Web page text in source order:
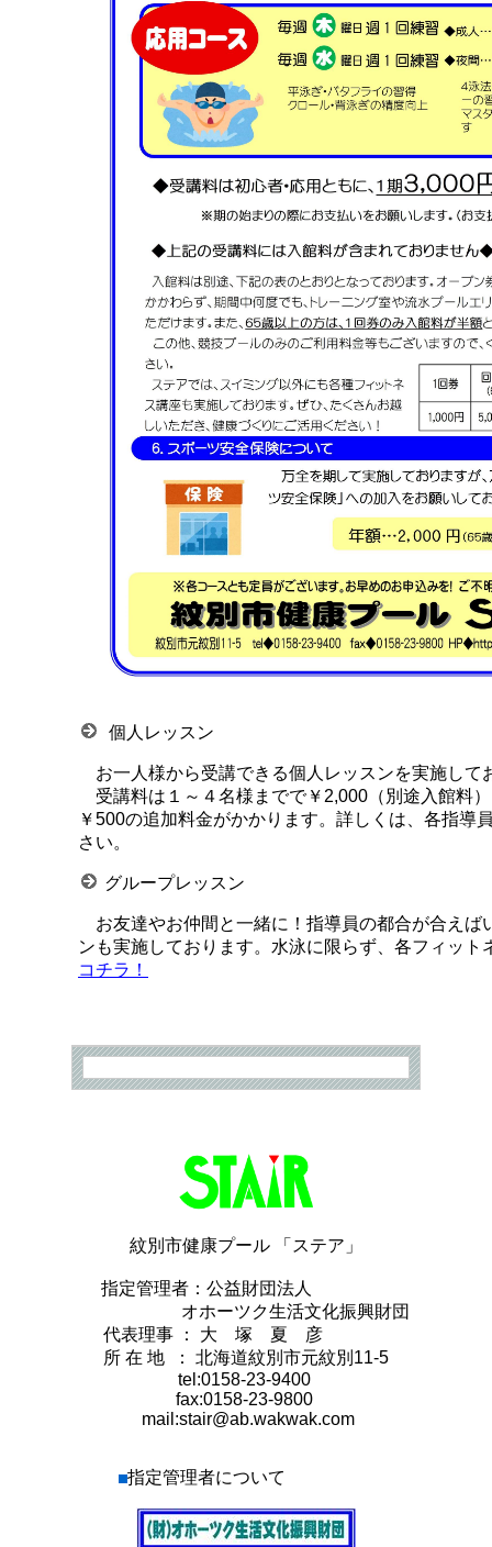
個人レッスン
お一人様から受講できる個人レッスンを実施して
受講料は１～４名様までで￥2,000（別途入館料
￥500の追加料金がかかります。詳しくは、各指導
さい。
グループレッスン
お友達やお仲間と一緒に！指導員の都合が合えば
ンも実施しております。水泳に限らず、各フィッ
コチラ！
紋別市健康プール 「ステア」
指定管理者：公益財団法人
オホーツク生活文化振興財団
代表理事 ： 大 塚 夏 彦
所 在 地 ： 北海道紋別市元紋別11-5
tel:0158-23-9400
fax:0158-23-9800
mail:stair@ab.wakwak.com
指定管理者について